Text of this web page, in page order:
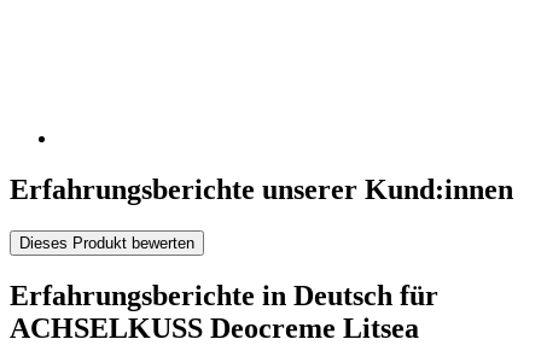
Erfahrungsberichte unserer Kund:innen
Dieses Produkt bewerten
Erfahrungsberichte in Deutsch für
ACHSELKUSS Deocreme Litsea